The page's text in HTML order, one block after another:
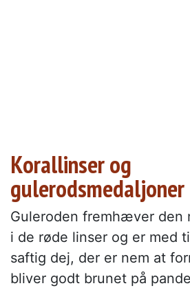
Korallinser og
gulerodsmedaljoner
Guleroden fremhæver den
i de røde linser og er med
saftig dej, der er nem at
bliver godt brunet på